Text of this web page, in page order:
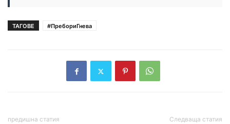
ТАГОВЕ #ПребориГнева
предишна статия Следваща статия